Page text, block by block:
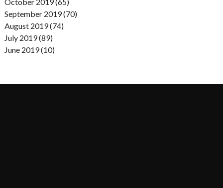
September 2019 (70)
August 2019 (74)
July 2019 (89)
June 2019 (10)